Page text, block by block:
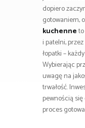
dopiero
gotowaniem,
kuchenne
i patelni,
łopatki –
Wybierając
uwagę na
trwałość.
pewnością
proces